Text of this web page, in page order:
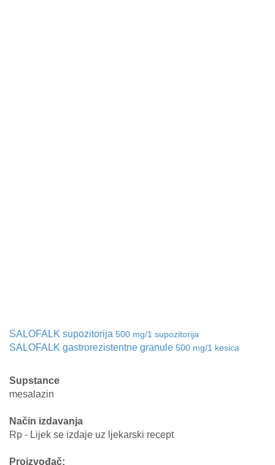
SALOFALK supozitorija 500 mg/1 supozitorija
SALOFALK gastrorezistentne granule 500 mg/1 kesica
Supstance
mesalazin
Način izdavanja
Rp - Lijek se izdaje uz ljekarski recept
Proizvođač: